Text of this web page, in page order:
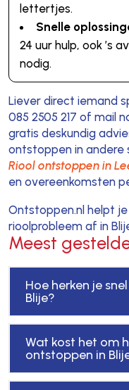
lettertjes.
Snelle
24 uur hulp, ook ’s
nodig.
Liever direct iemand
085 2505 217 of mail
gratis deskundig
ontstoppen in andere
Riool ontstoppen in
en overeenkomsten
Ontstoppen.nl helpt
rioolprobleem af in
Meest
Hoe herken je
Blije?
Wat kost het om
ontstoppen in